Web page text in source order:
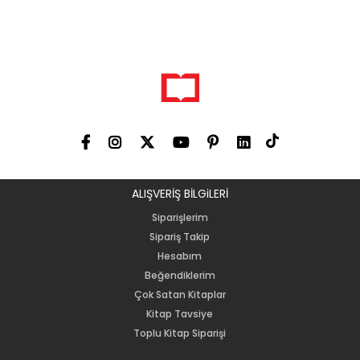
ALIŞVERİŞ BİLGiLERİ
Siparişlerim
Sipariş Takip
Hesabım
Beğendiklerim
Çok Satan Kitaplar
Kitap Tavsiye
Toplu Kitap Siparişi